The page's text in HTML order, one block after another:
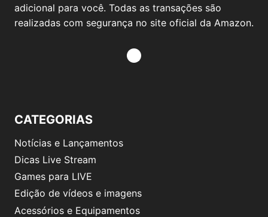
adicional para você. Todas as transações são
realizadas com segurança no site oficial da Amazon.
CATEGORIAS
Notícias e Lançamentos
Dicas Live Stream
Games para LIVE
Edição de vídeos e imagens
Acessórios e Equipamentos